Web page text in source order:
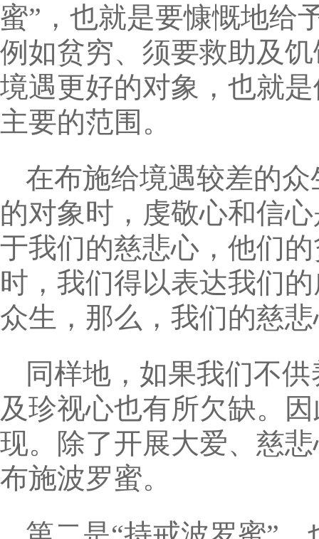
蜜”，也就是要慷慨地给
例如贫穷、须要救助及
境遇更好的对象，也就
主要的范围。
在布施给境遇较差的
的对象时，虔敬心和信
于我们的慈悲心，他们
时，我们得以表达我们
众生，那么，我们的慈
同样地，如果我们不
及珍视心也有所欠缺。
现。除了开展大爱、慈
布施波罗蜜。